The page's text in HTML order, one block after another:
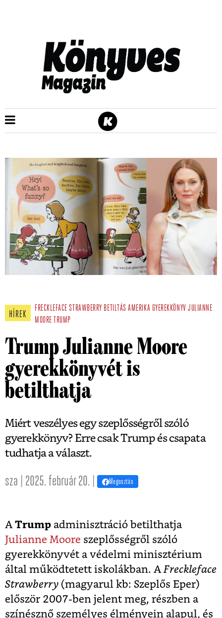
HÍREK
FRECKLEFACE STRAWBERRY BETILTÁS AMERIKA GYEREKKÖNYV JULIANNE
MOORE TRUMP
Trump Julianne Moore
gyerekkönyvét is
betilthatja
Miért veszélyes egy szeplősségről szóló
gyerekkönyv? Erre csak Trump és csapata
tudhatja a választ.
sza | 2025. február 20. | Megosztás
A Trump adminisztráció betilthatja
Julianne Moore szeplősségről szóló
gyerekkönyvét a védelmi minisztérium
által működtetett iskolákban. A Freckleface
Strawberry (magyarul kb: Szeplős Eper)
először 2007-ben jelent meg, részben a
színésznő személyes élményein alapul, és